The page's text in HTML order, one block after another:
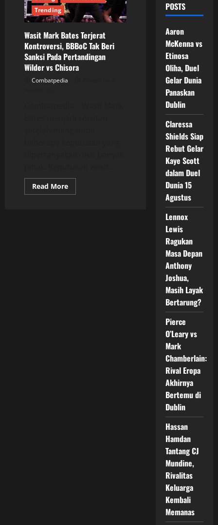
Trending
Wasit Mark Bates Terjerat
Kontroversi, BBBoC Tak Beri
Sanksi Pada Pertandingan
Wilder vs Chisora
Combatpedia
Read MoreRead
more
POSTS
Aaron
McKenna vs
Etinosa
Oliha, Duel
Gelar Dunia
Panaskan
Dublin
Claressa
Shields Siap
Rebut Gelar
Kaye Scott
dalam Duel
Dunia 15
Agustus
Lennox
Lewis
Ragukan
Masa Depan
Anthony
Joshua,
Masih Layak
Bertarung?
Pierce
O’Leary vs
Mark
Chamberlain:
Rival Eropa
Akhirnya
Bertemu di
Dublin
Hassan
Hamdan
Tantang CJ
Mundine,
Rivalitas
Keluarga
Kembali
Memanas